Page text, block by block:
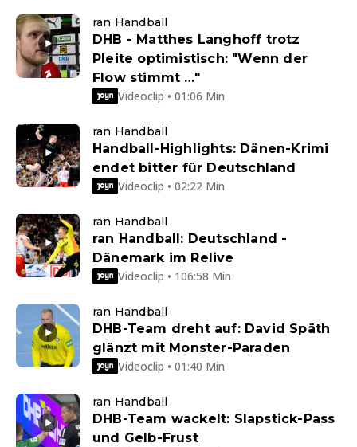
ran Handball
DHB - Matthes Langhoff trotz
Pleite optimistisch: "Wenn der
Flow stimmt …"
Videoclip • 01:06 Min
ran Handball
Handball-Highlights: Dänen-Krimi
endet bitter für Deutschland
Videoclip • 02:22 Min
ran Handball
ran Handball: Deutschland -
Dänemark im Relive
Videoclip • 106:58 Min
ran Handball
DHB-Team dreht auf: David Späth
glänzt mit Monster-Paraden
Videoclip • 01:40 Min
ran Handball
DHB-Team wackelt: Slapstick-Pass
und Gelb-Frust